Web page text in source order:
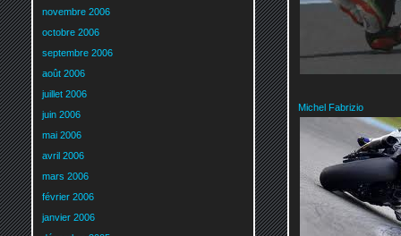
Michel Fabrizio
novembre 2006
octobre 2006
septembre 2006
août 2006
juillet 2006
juin 2006
mai 2006
avril 2006
mars 2006
février 2006
janvier 2006